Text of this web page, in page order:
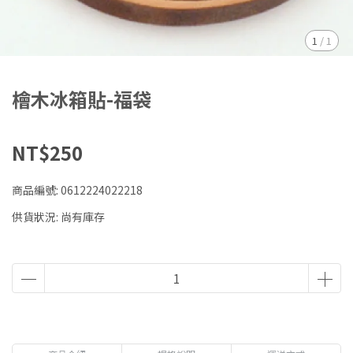
1 / 1
檜木冰箱貼-福袋
NT$250
商品編號: 0612224022218
供貨狀況: 尚有庫存